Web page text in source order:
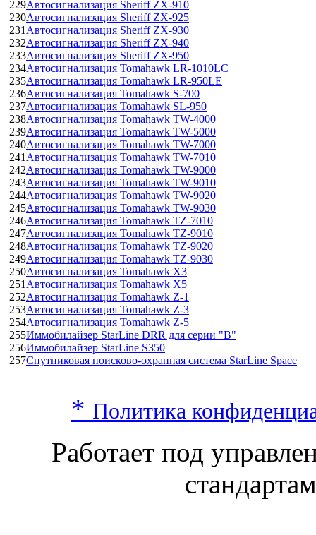
229Автосигнализация Sheriff ZX-910
230Автосигнализация Sheriff ZX-925
231 Автосигнализация Sheriff ZX-930
232Автосигнализация Sheriff ZX-940
233Автосигнализация Sheriff ZX-950
234Автосигнализация Tomahawk LR-1010LC
235Автосигнализация Tomahawk LR-950LE
236Автосигнализация Tomahawk S-700
237Автосигнализация Tomahawk SL-950
238Автосигнализация Tomahawk TW-4000
239Автосигнализация Tomahawk TW-5000
240Автосигнализация Tomahawk TW-7000
241 Автосигнализация Tomahawk TW-7010
242Автосигнализация Tomahawk TW-9000
243Автосигнализация Tomahawk TW-9010
244Автосигнализация Tomahawk TW-9020
245Автосигнализация Tomahawk TW-9030
246Автосигнализация Tomahawk TZ-7010
247Автосигнализация Tomahawk TZ-9010
248Автосигнализация Tomahawk TZ-9020
249Автосигнализация Tomahawk TZ-9030
250Автосигнализация Tomahawk X3
251 Автосигнализация Tomahawk X5
252Автосигнализация Tomahawk Z-1
253Автосигнализация Tomahawk Z-3
254Автосигнализация Tomahawk Z-5
255Иммобилайзер StarLine DRR для серии "В"
256Иммобилайзер StarLine S350
257Спутниковая поисково-охранная система StarLine Space
* Политика
Работает под